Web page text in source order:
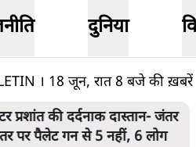
दुनिया
। 18 जून, रात 8 बजे की ख़बरें
प्रशांत की दर्दनाक दास्तान- जंतर
पर पैलेट गन से 5 नहीं, 6 लोग